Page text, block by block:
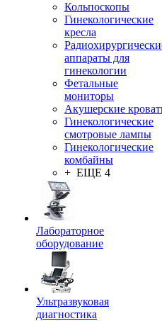
Кольпоскопы
Гинекологические
кресла
аппараты для
гинекологии
Фетальные
мониторы
Акушерские
Гинекологические
смотровые лампы
Гинекологические
комбайны
+ ЕЩЕ 4
Лабораторное
оборудование
Ультразвуковая
диагностика